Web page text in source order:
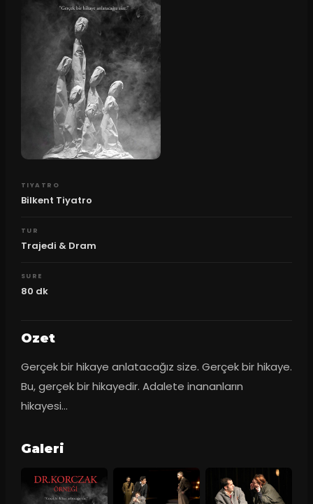
TIYATRO
Bilkent Tiyatro
TUR
Trajedi & Dram
SURE
80 dk
Ozet
Gerçek bir hikaye anlatacağız size. Gerçek bir hikaye.
Bu, gerçek bir hikayedir. Adalete inananların
hikayesi…
Galeri